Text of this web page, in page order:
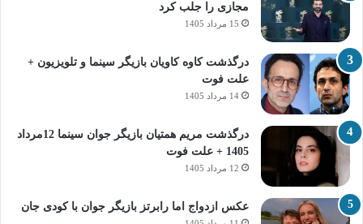
مجازی را جلب کرد
15 مرداد 1405
درگذشت کاوه کاویان بازیگر سینما و تلویزیون +
علت فوت
14 مرداد 1405
درگذشت مریم همتیان بازیگر جوان سینما 12مرداد
1405 + علت فوت
12 مرداد 1405
عکس ازدواج اما رابرتز بازیگر جوان با کودی جان